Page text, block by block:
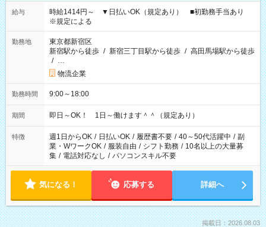
給与
時給1414円～ ▼日払いOK（規定あり） ■初勤務手当あり
※規定による
勤務地
東京都新宿区
新宿駅から徒歩 / 新宿三丁目駅から徒歩 / 高田馬場駅から徒歩
/ …
物流企業
勤務時間 9:00～18:00
期間 即日～OK！ 1日～働けます＾＾（規定あり）
特徴 週1日からOK / 日払いOK / 履歴書不要 / 40～50代活躍中 / 副
業・WワークOK / 服装自由 / シフト勤務 / 10名以上の大量募
集 / 電話対応なし / パソコンスキル不要
気になる！ 応募する 詳細へ
掲載日：2026.08.03